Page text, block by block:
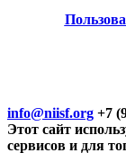
info@niisf.org +7
Этот сайт
сервисов и для